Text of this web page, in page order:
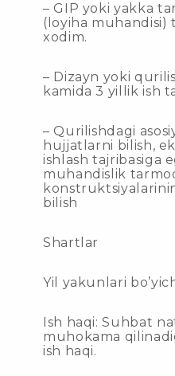
– GIP yoki yakka
(loyiha muhandisi)
xodim.
– Dizayn yoki
kamida 3 yillik ish
– Qurilishdagi
hujjatlarni bilish,
ishlash tajribasiga
muhandislik
bilish
Shartlar
Yil yakunlari
Ish haqi: Suhbat
muhokama
ish haqi.